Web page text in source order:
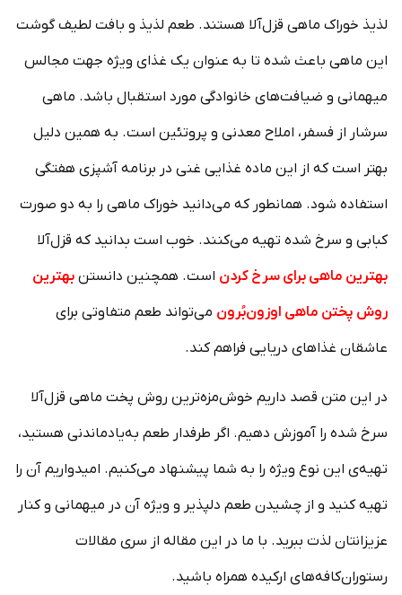
لذیذ خوراک ماهی قزل‌آلا هستند. طعم لذیذ و بافت لطیف گوشت
این ماهی باعث شده تا به عنوان یک غذای ویژه جهت مجالس
میهمانی و ضیافت‌های خانوادگی مورد استقبال باشد. ماهی
سرشار از فسفر، املاح معدنی و پروتئین است. به همین دلیل
بهتر است که از این ماده غذایی غنی در برنامه آشپزی هفتگی
استفاده شود. همانطور که می‌دانید خوراک ماهی را به دو صورت
کبابی و سرخ شده تهیه می‌کنند. خوب است بدانید که قزل‌آلا
بهترین ماهی برای سرخ کردن است. همچنین دانستن بهترین
روش پختن ماهی اوزون‌بُرون می‌تواند طعم متفاوتی برای
عاشقان غذاهای دریایی فراهم کند.
در این متن قصد داریم خوش‌مزه‌ترین روش پخت ماهی قزل‌آلا
سرخ شده را آموزش دهیم. اگر طرفدار طعم به‌یادماندنی هستید،
تهیه‌ی این نوع ویژه را به شما پیشنهاد می‌کنیم. امیدواریم آن را
تهیه کنید و از چشیدن طعم دلپذیر و ویژه آن در میهمانی و کنار
عزیزانتان لذت ببرید. با ما در این مقاله از سری مقالات
رستوران‌کافه‌های ارکیده همراه باشید.